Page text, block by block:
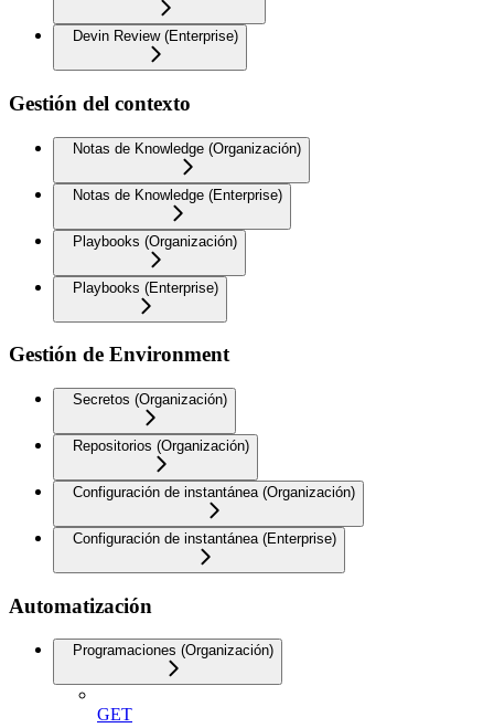
Devin Review (Enterprise)
Gestión del contexto
Notas de Knowledge (Organización)
Notas de Knowledge (Enterprise)
Playbooks (Organización)
Playbooks (Enterprise)
Gestión de Environment
Secretos (Organización)
Repositorios (Organización)
Configuración de instantánea (Organización)
Configuración de instantánea (Enterprise)
Automatización
Programaciones (Organización)
GET